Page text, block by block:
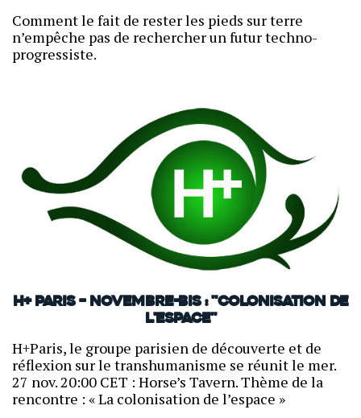
Comment le fait de rester les pieds sur terre
n’empêche pas de rechercher un futur techno-
progressiste.
H+ Paris – novembre-bis : "Colonisation de
l'espace"
H+Paris, le groupe parisien de découverte et de
réflexion sur le transhumanisme se réunit le mer.
27 nov. 20:00 CET : Horse’s Tavern. Thème de la
rencontre : « La colonisation de l’espace »